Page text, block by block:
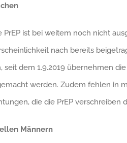
PrEP ist bei weitem noch nicht
nach bereits
seit dem 1.9.2019 übernehmen
werden. Zudem fehlen in
die die PrEP verschreiben
Männern